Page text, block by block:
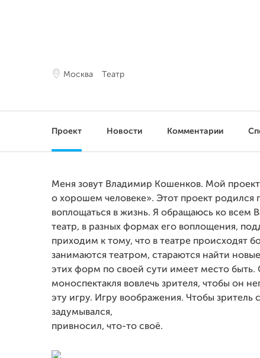
Москва Театр
Проект Новости Комментарии
Меня зовут Владимир Кошенков. Мой
о хорошем человеке». Этот проект родился
воплощаться в жизнь. Я обращаюсь ко всем
театр, в разных формах его воплощения,
приходим к тому, что в театре происходят
занимаются театром, стараются найти
этих форм по своей сути имеет место
моноспектакля вовлечь зрителя, чтобы он
эту игру. Игру воображения. Чтобы
задумывался,
привносил, что-то своё.